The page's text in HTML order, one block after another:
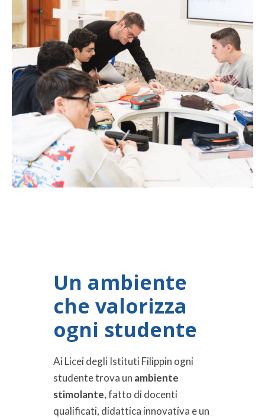
Un ambiente
che valorizza
ogni studente
Ai Licei degli Istituti Filippin ogni
studente trova un ambiente
stimolante, fatto di docenti
qualificati, didattica innovativa e un